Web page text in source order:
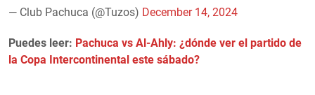
— Club Pachuca (@Tuzos) December 14, 2024
Puedes leer: Pachuca vs Al-Ahly: ¿dónde ver el partido de
la Copa Intercontinental este sábado?